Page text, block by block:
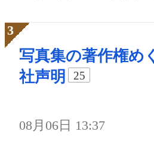
写真集の著作権め
社声明
25
08月06日 13:37